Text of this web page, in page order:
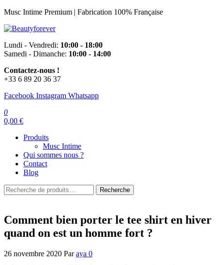
Aller
contenu
Musc Intime Premium | Fabrication 100% Française
Beautyforever
Votre Musc Intime Premium
Lundi - Vendredi: 10:00 - 18:00
Samedi - Dimanche: 10:00 - 14:00
Contactez-nous !
+33 6 89 20 36 37
Facebook Instagram Whatsapp
0
0,00 €
Produits
Musc Intime
Qui sommes nous ?
Contact
Blog
Recherche
pour :
Recherche
Comment bien porter le tee shirt en hiver
quand on est un homme fort ?
26 novembre 2020 Par aya 0